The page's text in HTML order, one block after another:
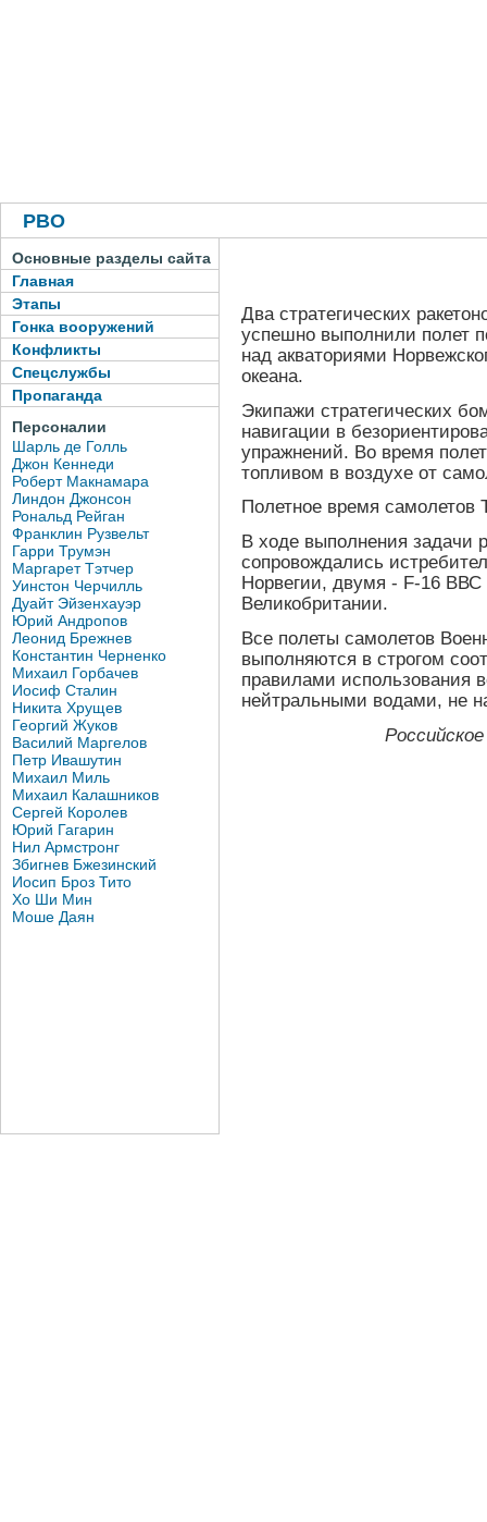
РВО
Основные разделы сайта
Главная
Этапы
Гонка вооружений
Конфликты
Спецслужбы
Пропаганда
Персоналии
Шарль де Голль
Джон Кеннеди
Роберт Макнамара
Линдон Джонсон
Рональд Рейган
Франклин Рузвельт
Гарри Трумэн
Маргарет Тэтчер
Уинстон Черчилль
Дуайт Эйзенхауэр
Юрий Андропов
Леонид Брежнев
Константин Черненко
Михаил Горбачев
Иосиф Сталин
Никита Хрущев
Георгий Жуков
Василий Маргелов
Петр Ивашутин
Михаил Миль
Михаил Калашников
Сергей Королев
Юрий Гагарин
Нил Армстронг
Збигнев Бжезинский
Иосип Броз Тито
Хо Ши Мин
Моше Даян
Два стратегических
успешно выполнили полет
над акваториями
океана.
Экипажи стратегических
навигации в
упражнений. Во время
топливом в воздухе от
Полетное время
В ходе выполнения задачи
сопровождались
Норвегии, двумя - F-16
Великобритании.
Все полеты самолетов
выполняются в строгом
правилами использования
нейтральными водами, не